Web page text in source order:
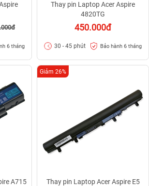
6 tháng
Thay pin Laptop Acer Aspire
4820TG
450.000đ
30 - 45 phút Bảo hành 6 tháng
A715
Thay pin Laptop Acer Aspire E5
Giảm 26%